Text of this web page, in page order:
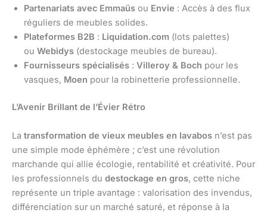
Partenariats avec Emmaüs ou Envie : Accès à des flux
réguliers de meubles solides.
Plateformes B2B : Liquidation.com (lots palettes)
ou Webidys (destockage meubles de bureau).
Fournisseurs spécialisés : Villeroy & Boch pour les
vasques, Moen pour la robinetterie professionnelle.
L’Avenir Brillant de l’Évier Rétro
La transformation de vieux meubles en lavabos n’est pas
une simple mode éphémère ; c’est une révolution
marchande qui allie écologie, rentabilité et créativité. Pour
les professionnels du destockage en gros, cette niche
représente un triple avantage : valorisation des invendus,
différenciation sur un marché saturé, et réponse à la